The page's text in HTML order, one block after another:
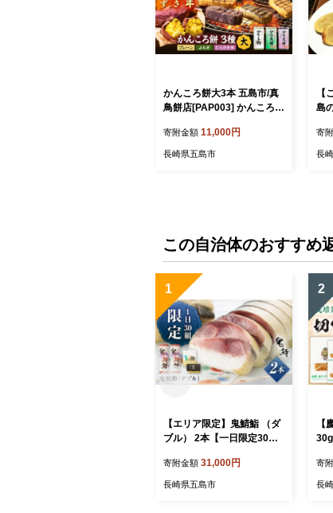
かんころ餅大3本 五島市/真
鳥餅店[PAP003] かんころも
餅 伝統和菓子 贈答 ギフト
寄附金額 11,000円
長崎県五島市
【
島
や
こ
寄
長
この自治体のおすすめ
1
【エリア限定】鬼鯖鮨 （ダ
ブル） 2本【一日限定30】
可】 五島市/三井楽水産[PB
P002] 寿司 すし 鯖 さば 鮨
寄附金額 31,000円
長崎県五島市
2
【
い
燥
寄
長